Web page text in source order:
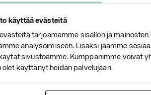
käyttää evästeitä
tarjoamamme sisällön ja
analysoimiseen. Lisäksi jaamme
sivustoamme. Kumppanimme voivat
käyttänyt heidän palvelujaan.